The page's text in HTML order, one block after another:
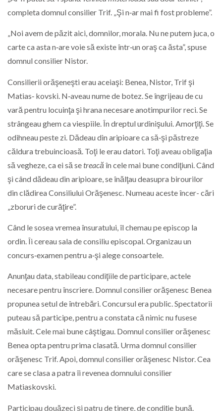
completa domnul consilier Trif. „Şi n‑ar mai fi fost probleme”.
„Noi avem de păzit aici, domnilor, morala. Nu ne putem juca, o
carte ca asta n‑are voie să existe într‑un oraş ca ăsta”, spuse
domnul consilier Nistor.
Consilierii orăşeneşti erau aceiaşi: Benea, Nistor, Trif şi
Matias‑ kovski. N‑aveau nume de botez. Se îngrijeau de cu
vară pentru locuinţa şi hrana necesare anotimpurilor reci. Se
strângeau ghem ca viespiile. În dreptul urdinişului. Amorţiţi. Se
odihneau peste zi. Dădeau din aripioare ca să‑şi păstreze
căldura trebuincioasă. Toţi le erau datori. Toţi aveau obligaţia
să vegheze, ca ei să setreacă în cele mai bune condiţiuni. Când
şi când dădeau din aripioare, se înălţau deasupra birourilor
din clădirea Consiliului Orăşenesc. Numeau aceste încer- cări
„zboruri de curăţire”.
Când le sosea vremea însuratului, îl chemau pe episcop la
ordin. Îi cereau sala de consiliu episcopal. Organizau un
concurs‑examen pentru a‑şi alege consoartele.
Anunţau data, stabileau condiţiile de participare, actele
necesare pentru înscriere. Domnul consilier orăşenesc Benea
propunea setul de întrebări. Concursul era public. Spectatorii
puteau să participe, pentru a constata că nimic nu fusese
măsluit. Cele mai bune câştigau. Domnul consilier orăşenesc
Benea opta pentru prima clasată. Urma domnul consilier
orăşenesc Trif. Apoi, domnul consilier orăşenesc Nistor. Cea
care se clasa a patra îi revenea domnului consilier
Matiaskovski.
Participau douăzeci şi patru de tinere, de condiţie bună.